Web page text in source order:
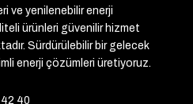
ve yenilenebilir enerji
ürünleri güvenilir hizmet
Sürdürülebilir bir gelecek
enerji çözümleri üretiyoruz.
40